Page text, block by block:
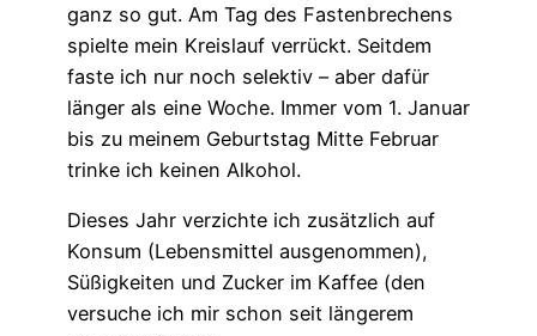
ganz so gut. Am Tag des Fastenbrechens
spielte mein Kreislauf verrückt. Seitdem
faste ich nur noch selektiv – aber dafür
länger als eine Woche. Immer vom 1. Januar
bis zu meinem Geburtstag Mitte Februar
trinke ich keinen Alkohol.
Dieses Jahr verzichte ich zusätzlich auf
Konsum (Lebensmittel ausgenommen),
Süßigkeiten und Zucker im Kaffee (den
versuche ich mir schon seit längerem